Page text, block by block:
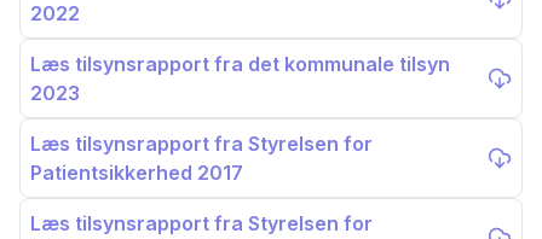
2022
Læs tilsynsrapport fra det kommunale tilsyn
2023
Læs tilsynsrapport fra Styrelsen for
Patientsikkerhed 2017
Læs tilsynsrapport fra Styrelsen for